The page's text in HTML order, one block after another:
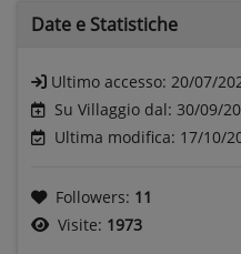
Date e Statistiche
Ultimo accesso: 20/07/
Su Villaggio dal: 30/09/
Ultima modifica: 17/10/
Followers: 11
Visite: 1973